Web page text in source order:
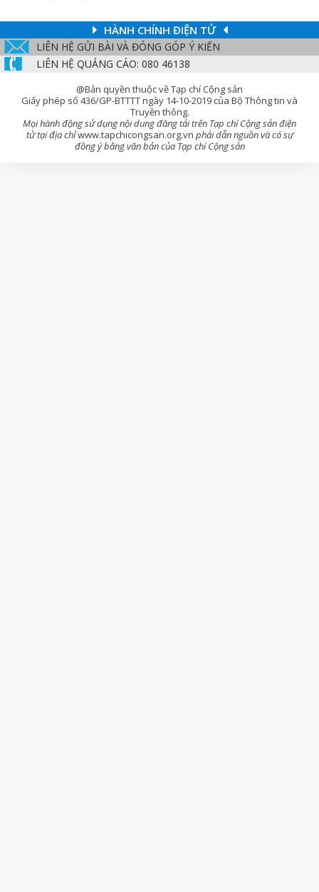
HÀNH CHÍNH ĐIỆN TỬ
LIÊN HỆ GỬI BÀI VÀ ĐÓNG GÓP Ý KIẾN
LIÊN HỆ QUẢNG CÁO: 080 46138
@Bản quyền thuộc về Tạp chí Cộng sản
Giấy phép số 436/GP-BTTTT ngày 14-10-2019 của Bộ Thông tin và
Truyền thông.
Mọi hành động sử dụng nội dung đăng tải trên Tạp chí Cộng sản điện
tử tại địa chỉwww.tapchicongsan.org.vn phải dẫn nguồn và có sự
đồng ý bằng văn bản của Tạp chí Cộng sản